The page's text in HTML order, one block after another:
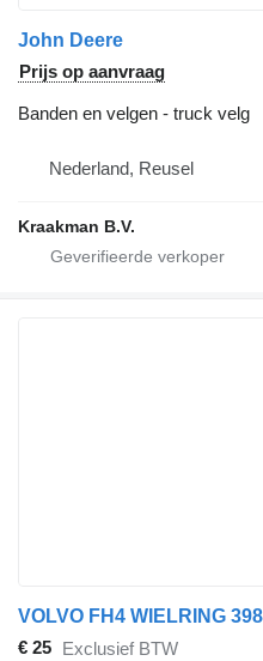
John Deere
Prijs op aanvraag
Banden en velgen - truck velg
Nederland, Reusel
Kraakman B.V.
VOLVO FH4 WIELRING
€ 25
Exclusief BTW